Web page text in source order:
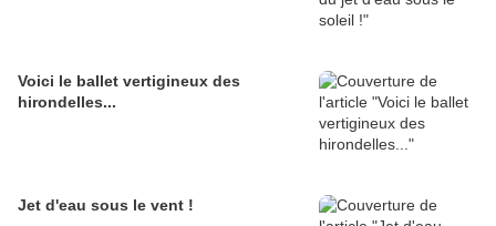
Voici le ballet vertigineux des
hirondelles...
Jet d'eau sous le vent !